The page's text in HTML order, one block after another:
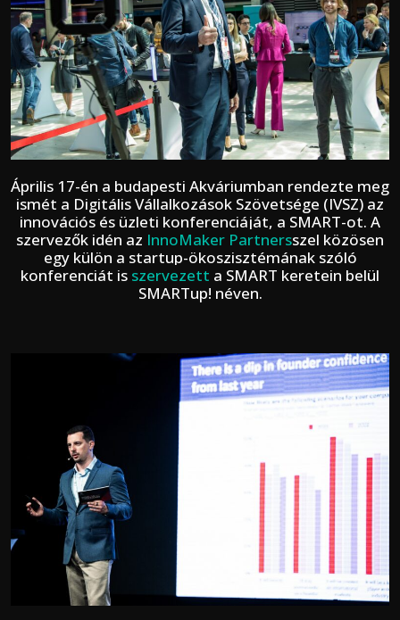
Április 17-én a budapesti Akváriumban rendezte meg
ismét a Digitális Vállalkozások Szövetsége (IVSZ) az
innovációs és üzleti konferenciáját, a SMART-ot. A
szervezők idén az InnoMaker Partnersszel közösen
egy külön a startup-ökoszisztémának szóló
konferenciát is szervezett a SMART keretein belül
SMARTup! néven.